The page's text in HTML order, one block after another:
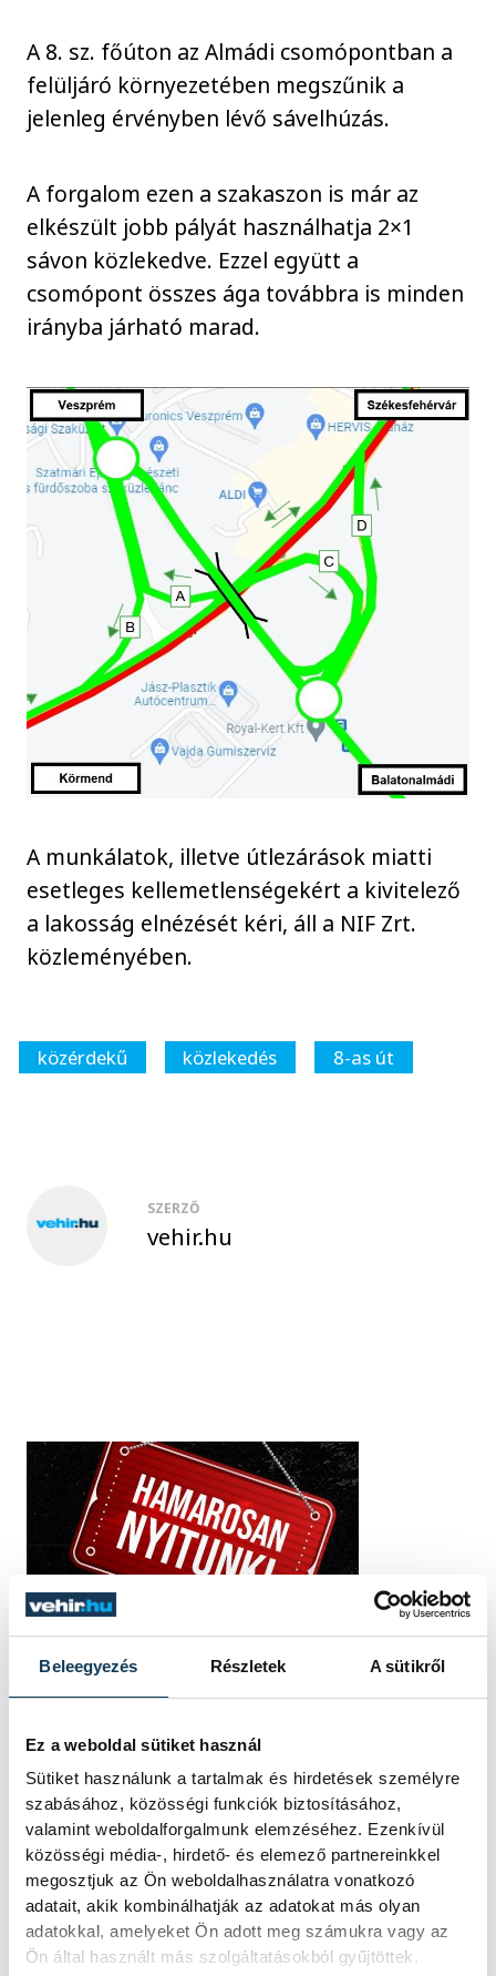
Beleegyezés Részletek A sütikről
Ez a weboldal sütiket használ
Sütiket használunk a tartalmak és hirdetések személyre
szabásához, közösségi funkciók biztosításához,
valamint weboldalforgalmunk elemzéséhez. Ezenkívül
közösségi média-, hirdető- és elemező partnereinkkel
megosztjuk az Ön weboldalhasználatra vonatkozó
adatait, akik kombinálhatják az adatokat más olyan
adatokkal, amelyeket Ön adott meg számukra vagy az
Ön által használt más szolgáltatásokból gyűjtöttek.
A 8. sz. főúton az Almádi csomópontban a
felüljáró környezetében megszűnik a
jelenleg érvényben lévő sávelhúzás.
A forgalom ezen a szakaszon is már az
elkészült jobb pályát használhatja 2×1
sávon közlekedve. Ezzel együtt a
csomópont összes ága továbbra is minden
irányba járható marad.
A munkálatok, illetve útlezárások miatti
esetleges kellemetlenségekért a kivitelező
a lakosság elnézését kéri, áll a NIF Zrt.
közleményében.
közérdekű közlekedés 8-as út
SZERZŐ
vehir.hu